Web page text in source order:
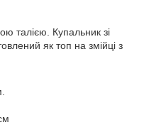
талією. Купальник зі
як топ на змійці з